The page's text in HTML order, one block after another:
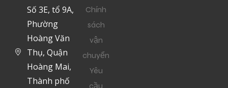
Số 3E, tổ 9A,
Phường
Hoàng Văn
Thụ, Quận
Hoàng Mai,
Thành phố
Chính
sách
vận
chuyển
Yêu
cầu